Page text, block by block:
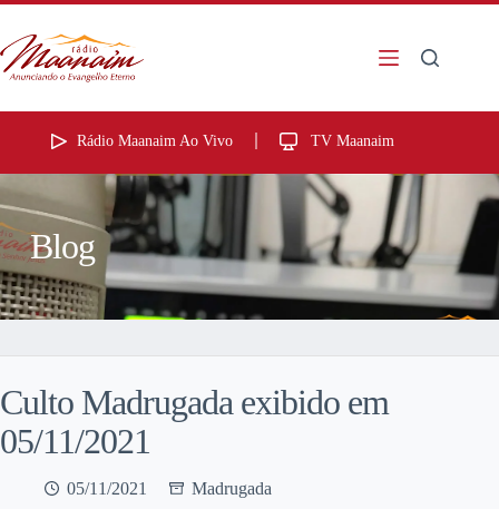
Rádio Maanaim Ao Vivo TV Maanaim
Blog
Culto Madrugada exibido em
05/11/2021
05/11/2021 Madrugada